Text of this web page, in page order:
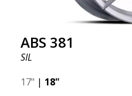
ABS 381
SIL
17" | 18"